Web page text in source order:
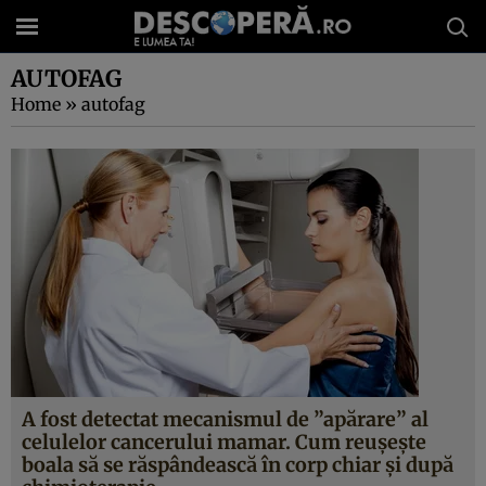
AUTOFAG
Home » autofag
A fost detectat mecanismul de ”apărare” al
celulelor cancerului mamar. Cum reuşeşte
boala să se răspândească în corp chiar şi după